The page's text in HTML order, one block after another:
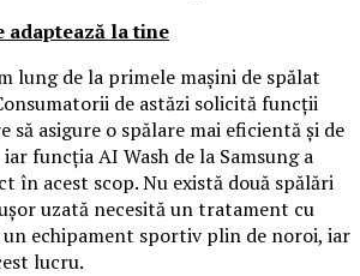
adaptează la tine
lung de la primele mașini de spălat
de astăzi solicită funcții
să asigure o spălare mai eficientă și de
funcția AI Wash de la Samsung a
în acest scop. Nu există două spălări
uzată necesită un tratament cu
echipament sportiv plin de noroi, iar
lucru.